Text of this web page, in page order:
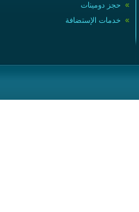
» حجز دومينات
» خدمات الإستضافة